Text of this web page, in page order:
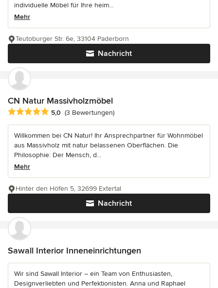
individuelle Möbel für Ihre heim...
Mehr
Nachricht
Teutoburger Str. 6e, 33104 Paderborn
CN Natur Massivholzmöbel
Durchschnittliche Bewertung: 5 von 5 Sternen
5,0 (3 Bewertungen)
Willkommen bei CN Natur! Ihr Ansprechpartner für Wohnmöbel
aus Massivholz mit natur belassenen Oberflächen. Die
Philosophie: Der Mensch, d...
Mehr
Nachricht
Hinter den Höfen 5, 32699 Extertal
Sawall Interior Inneneinrichtungen
Wir sind Sawall Interior – ein Team von Enthusiasten,
Designverliebten und Perfektionisten. Anna und Raphael